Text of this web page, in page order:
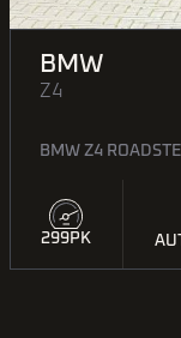
BMW
Z4
BMW Z4
299PK